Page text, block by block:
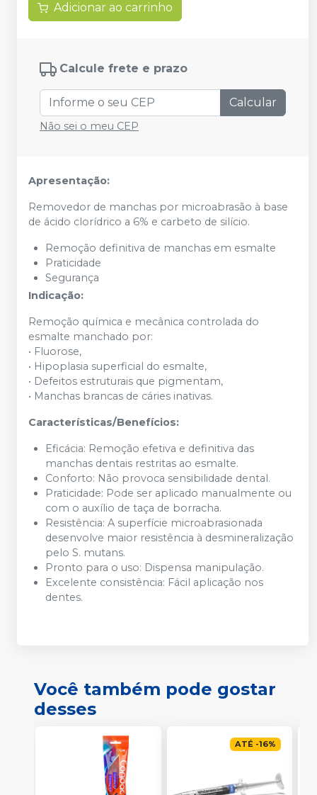
Adicionar ao carrinho
Calcule frete e prazo
Calcular
Não sei o meu CEP
Apresentação:
Removedor de manchas por microabrasão à base
de ácido clorídrico a 6% e carbeto de silício.
Remoção definitiva de manchas em esmalte
Praticidade
Segurança
Indicação:
Remoção química e mecânica controlada do
esmalte manchado por:
• Fluorose,
• Hipoplasia superficial do esmalte,
• Defeitos estruturais que pigmentam,
• Manchas brancas de cáries inativas.
Características/Benefícios:
Eficácia: Remoção efetiva e definitiva das
manchas dentais restritas ao esmalte.
Conforto: Não provoca sensibilidade dental.
Praticidade: Pode ser aplicado manualmente ou
com o auxílio de taça de borracha.
Resistência: A superfície microabrasionada
desenvolve maior resistência à desmineralização
pelo S. mutans.
Pronto para o uso: Dispensa manipulação.
Excelente consistência: Fácil aplicação nos
dentes.
Você também pode gostar
desses
ATÉ -16%